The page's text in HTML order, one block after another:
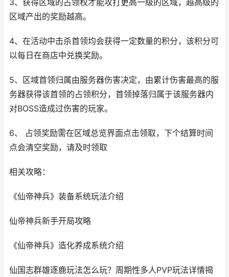
3、获得区域的占领权才能攻打更高一级的区域，越高级的
区域产出的奖励越高。
4、在活动中击杀首领均会获得一定数量的积分，该积分可
以每日在商店中兑换奖励。
5、区域首领归属由服务器伤害决定，由累计伤害最高的服
务器获得该首领的占领积分，首领掉落归属于该服务器内
对BOSS造成过伤害的玩家。
6、 占领奖励需在区域总览界面点击领取，下个结算时间
点会清空奖励，请及时领取
相关攻略：
《仙帝神兵》装备系统玩法介绍
仙帝神兵新手开局攻略
《仙帝神兵》造化养成系统介绍
仙国志群雄逐鹿玩法怎么玩？周期性多人PVP玩法详情揭